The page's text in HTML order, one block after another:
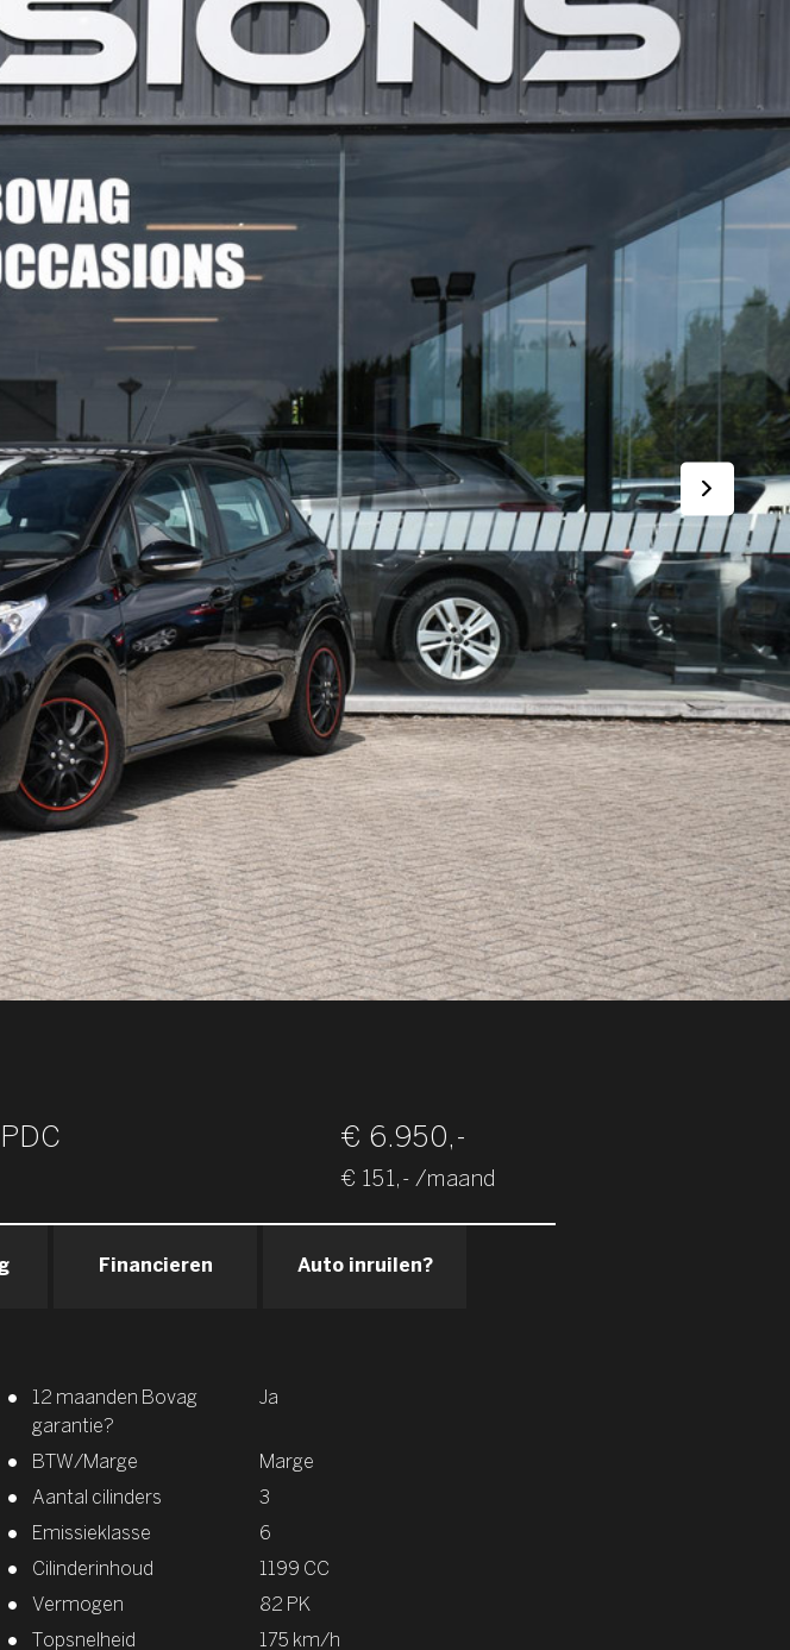
€ 6.950,-
€ 151,- /maand
Financieren Auto inruilen?
12 maanden Bovag
garantie?
Ja
BTW/Marge
Marge
Aantal cilinders
3
Emissieklasse
6
Cilinderinhoud
1199 CC
Vermogen
82 PK
Topsnelheid
175 km/h